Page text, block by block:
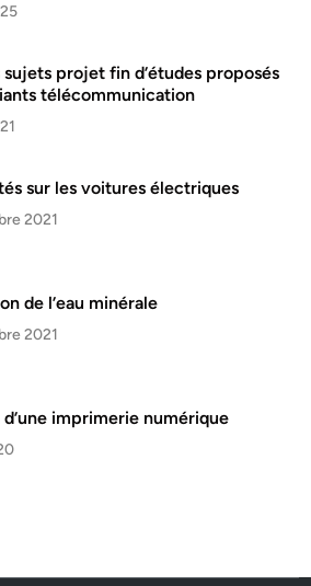
sujets projet fin d’études proposés
télécommunication
sur les voitures électriques
2021
de l’eau minérale
2021
imprimerie numérique